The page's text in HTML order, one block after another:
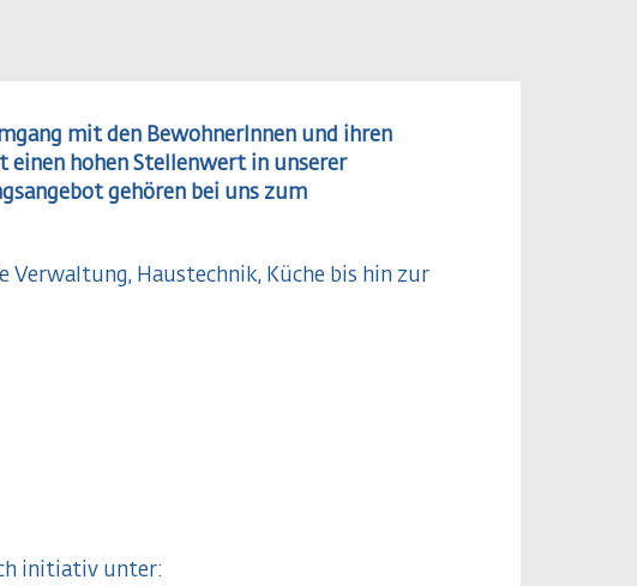
mit den BewohnerInnen und ihren
hohen Stellenwert in unserer
gehören bei uns zum
Haustechnik, Küche bis hin zur
initiativ unter: